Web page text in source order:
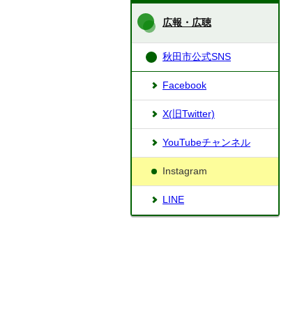
広報・広聴
秋田市公式SNS
Facebook
X(旧Twitter)
YouTubeチャンネル
Instagram
LINE